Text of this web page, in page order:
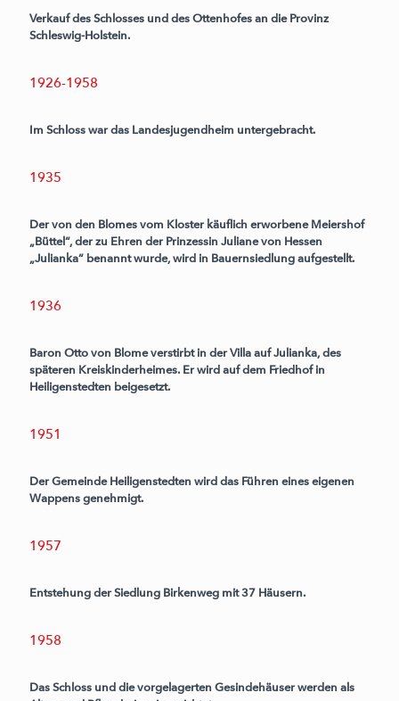
Verkauf des Schlosses und des Ottenhofes an die Provinz
Schleswig-Holstein.
1926-1958
Im Schloss war das Landesjugendheim untergebracht.
1935
Der von den Blomes vom Kloster käuflich erworbene Meiershof
„Büttel“, der zu Ehren der Prinzessin Juliane von Hessen
„Julianka“ benannt wurde, wird in Bauernsiedlung aufgestellt.
1936
Baron Otto von Blome verstirbt in der Villa auf Julianka, des
späteren Kreiskinderheimes. Er wird auf dem Friedhof in
Heiligenstedten beigesetzt.
1951
Der Gemeinde Heiligenstedten wird das Führen eines eigenen
Wappens genehmigt.
1957
Entstehung der Siedlung Birkenweg mit 37 Häusern.
1958
Das Schloss und die vorgelagerten Gesindehäuser werden als